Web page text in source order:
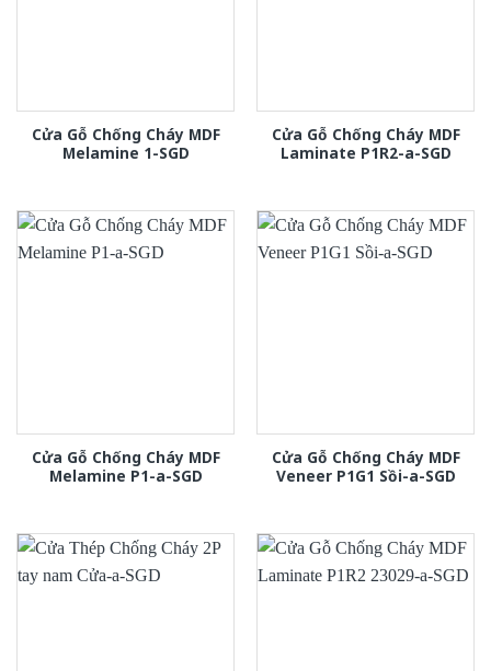
Cửa Gỗ Chống Cháy MDF
Melamine 1-SGD
Cửa Gỗ Chống Cháy MDF
Laminate P1R2-a-SGD
Cửa Gỗ Chống Cháy MDF
Melamine P1-a-SGD
Cửa Gỗ Chống Cháy MDF
Veneer P1G1 Sồi-a-SGD